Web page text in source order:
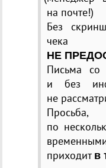
на почте!)
Без
чека
НЕ
Письма со
и без
не
по
приходит в